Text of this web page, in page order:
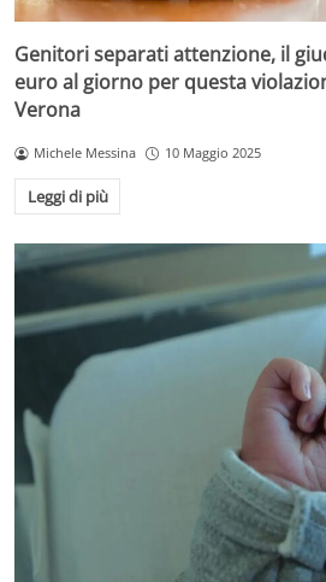
Genitori separati attenzione, il
euro al giorno per questa
Verona
Michele Messina 10 Maggio 2025
Leggi di più